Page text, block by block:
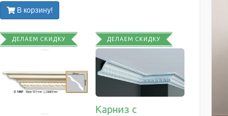
В корзину!
ДЕЛАЕМ СКИДКУ ДЕЛАЕМ СКИДКУ
Карниз с